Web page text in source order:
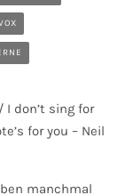
I don’t sing for
for you – Neil
manchmal